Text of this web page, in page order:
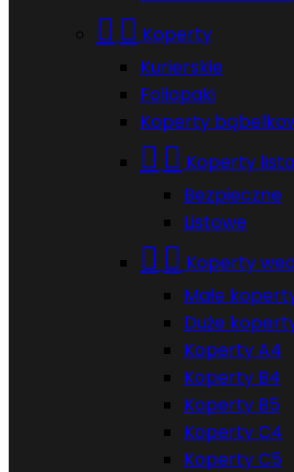
  Koperty
Kurierskie
Foliopaki
Koperty
  Koperty
Bezpieczne
Listowe
  Koperty
Małe
Duże
Koperty A4
Koperty B4
Koperty B5
Koperty C4
Koperty C5